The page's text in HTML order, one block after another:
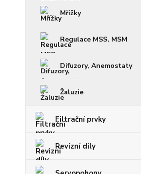
Mřížky
Regulace MSS, MSM
Difuzory, Anemostaty
Žaluzie
Filtrační prvky
Revizní díly